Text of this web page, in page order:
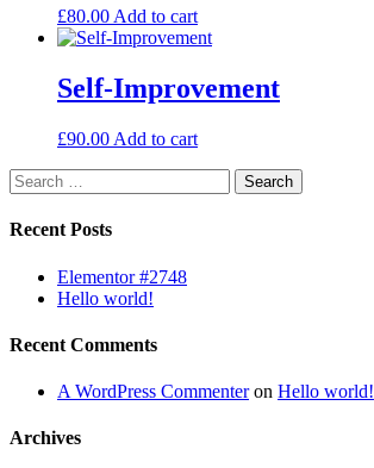
£80.00 Add to cart
Self-Improvement
£90.00 Add to cart
Search
for:
Recent Posts
Elementor #2748
Hello world!
Recent Comments
A WordPress Commenteron Hello world!
Archives